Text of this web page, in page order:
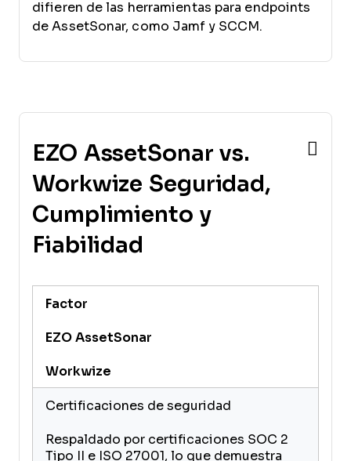
difieren de las herramientas para endpoints
de AssetSonar, como Jamf y SCCM.
EZO AssetSonar vs.
Workwize Seguridad,
Cumplimiento y
Fiabilidad
Factor
EZO AssetSonar
Workwize
Certificaciones de seguridad
Respaldado por certificaciones SOC 2
Tipo II e ISO 27001, lo que demuestra